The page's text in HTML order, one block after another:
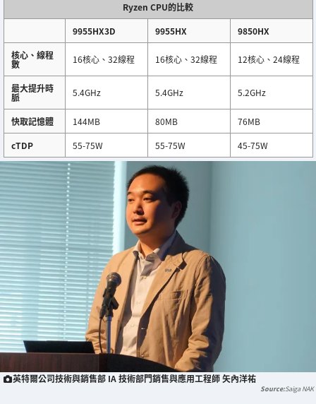
Ryzen CPU的比較
9955HX3D
9955HX
9850HX
核心、線程
數 16核心、32線程 16核心、32線程 12核心、24線程
最大提升時
脈 5.4GHz 5.4GHz 5.2GHz
快取記憶體 144MB 80MB
76MB
cTDP
55-75W 55-75W 45-75W
英特爾公司技術與銷售部 IA 技術部門銷售與應用工程師 矢內洋祐
Saiga NAK